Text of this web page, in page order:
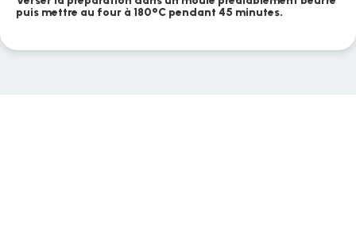
puis mettre au four à 180°C pendant 45 minutes.